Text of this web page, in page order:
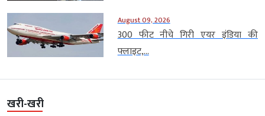
August 09, 2026
300 फीट नीचे गिरी एयर इंडिया की
फ्लाइट,...
खरी-खरी